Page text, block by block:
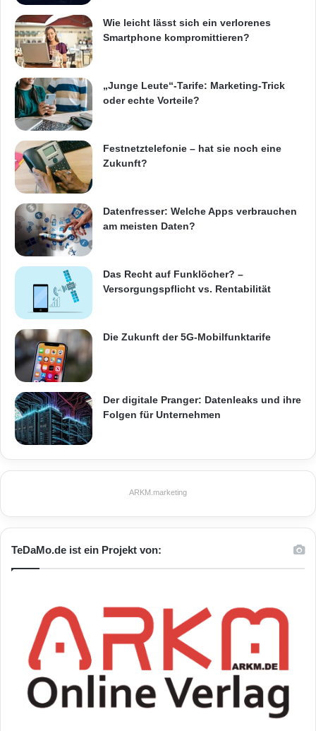
Wie leicht lässt sich ein verlorenes
Smartphone kompromittieren?
„Junge Leute“-Tarife: Marketing-Trick
oder echte Vorteile?
Festnetztelefonie – hat sie noch eine
Zukunft?
Datenfresser: Welche Apps verbrauchen
am meisten Daten?
Das Recht auf Funklöcher? –
Versorgungspflicht vs. Rentabilität
Die Zukunft der 5G-Mobilfunktarife
Der digitale Pranger: Datenleaks und ihre
Folgen für Unternehmen
ARKM.marketing
TeDaMo.de ist ein Projekt von: